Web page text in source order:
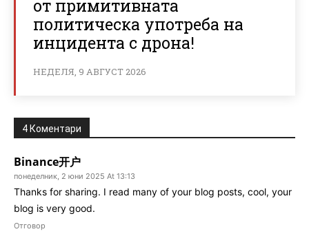
от примитивната
политическа употреба на
инцидента с дрона!
НЕДЕЛЯ, 9 АВГУСТ 2026
4 Коментари
Binance开户
понеделник, 2 юни 2025 At 13:13
Thanks for sharing. I read many of your blog posts, cool, your
blog is very good.
Отговор